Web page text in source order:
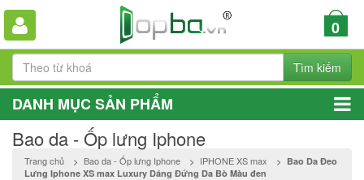
0
Tìm kiếm
DANH MỤC SẢN PHẨM
Bao da - Ốp lưng Iphone
Trang chủ > Bao da - Ốp lưng Iphone > IPHONE XS max > Bao Da Đeo
Lưng Iphone XS max Luxury Dáng Đứng Da Bò Màu đen